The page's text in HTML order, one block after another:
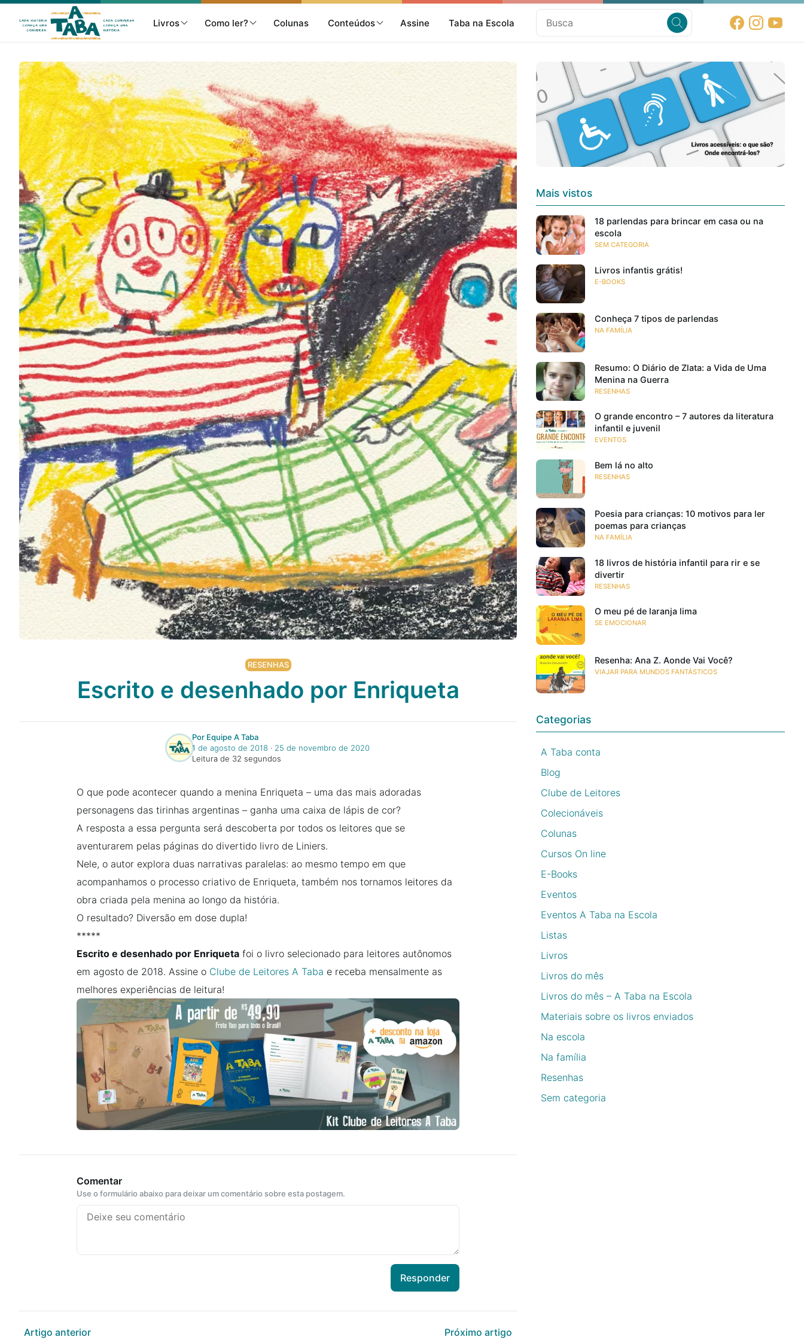
Livros Como ler? Colunas Conteúdos Assine Taba na Escola
Livros
Resenhas
Clube de Leitores
Listas
Como ler?
Na escola
Na família
Colunas
Conteúdos
Colecionáveis
Cursos On line
E-Books
Eventos
Podcast
Taba na Escola
RESENHAS
Escrito e desenhado por Enriqueta
Por Equipe A Taba
1 de agosto de 2018 ‧ 25 de novembro de 2020
Leitura de 32 segundos
O que pode acontecer quando a menina Enriqueta – uma das mais adoradas
personagens das tirinhas argentinas – ganha uma caixa de lápis de cor?
A resposta a essa pergunta será descoberta por todos os leitores que se
aventurarem pelas páginas do divertido livro de Liniers.
Nele, o autor explora duas narrativas paralelas: ao mesmo tempo em que
acompanhamos o processo criativo de Enriqueta, também nos tornamos leitores da
obra criada pela menina ao longo da história.
O resultado? Diversão em dose dupla!
*****
Escrito e desenhado por Enriqueta foi o livro selecionado para leitores autônomos
em agosto de 2018. Assine o Clube de Leitores A Taba e receba mensalmente as
melhores experiências de leitura!
Comentar
Use o formulário abaixo para deixar um comentário sobre esta postagem.
Responder
Artigo anterior Próximo artigo
Mais vistos
18 parlendas para brincar em casa ou na
escola
SEM CATEGORIA
Livros infantis grátis!
E-BOOKS
Conheça 7 tipos de parlendas
NA FAMÍLIA
Resumo: O Diário de Zlata: a Vida de Uma
Menina na Guerra
RESENHAS
O grande encontro – 7 autores da literatura
infantil e juvenil
EVENTOS
Bem lá no alto
RESENHAS
Poesia para crianças: 10 motivos para ler
poemas para crianças
NA FAMÍLIA
18 livros de história infantil para rir e se
divertir
RESENHAS
O meu pé de laranja lima
SE EMOCIONAR
Resenha: Ana Z. Aonde Vai Você?
VIAJAR PARA MUNDOS FANTÁSTICOS
Categorias
A Taba conta
Blog
Clube de Leitores
Colecionáveis
Colunas
Cursos On line
E-Books
Eventos
Eventos A Taba na Escola
Listas
Livros
Livros do mês
Livros do mês – A Taba na Escola
Materiais sobre os livros enviados
Na escola
Na família
Resenhas
Sem categoria